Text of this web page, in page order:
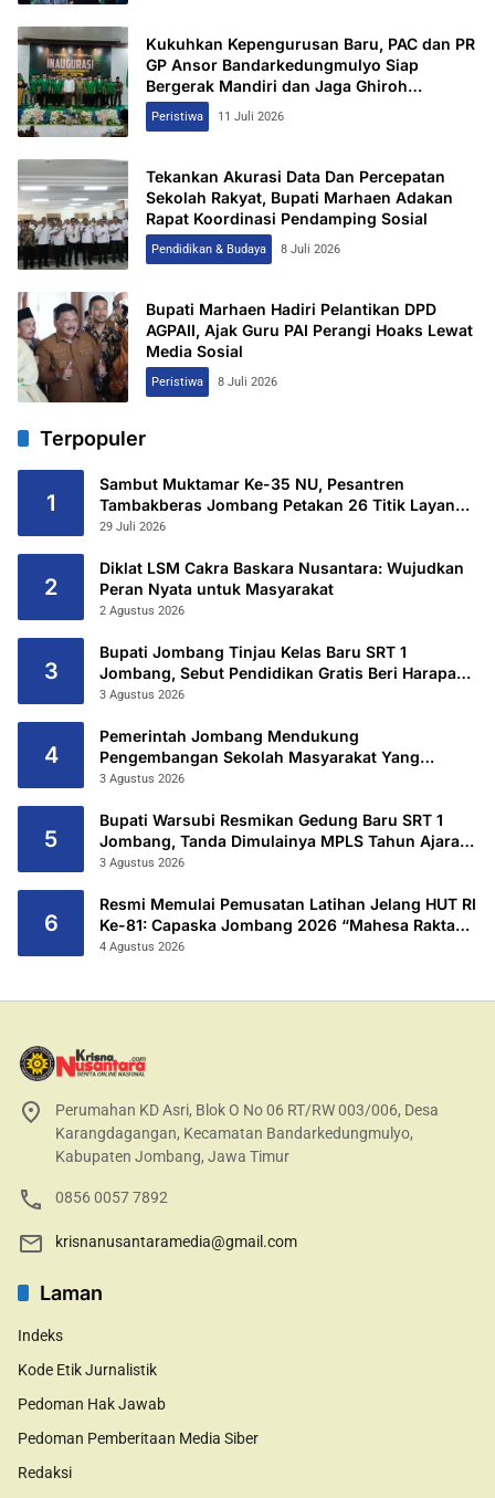
Kukuhkan Kepengurusan Baru, PAC dan PR
GP Ansor Bandarkedungmulyo Siap
Bergerak Mandiri dan Jaga Ghiroh
Perjuangan
Peristiwa 11 Juli 2026
Tekankan Akurasi Data Dan Percepatan
Sekolah Rakyat, Bupati Marhaen Adakan
Rapat Koordinasi Pendamping Sosial
Pendidikan & Budaya 8 Juli 2026
Bupati Marhaen Hadiri Pelantikan DPD
AGPAII, Ajak Guru PAI Perangi Hoaks Lewat
Media Sosial
Peristiwa 8 Juli 2026
Terpopuler
1
Sambut Muktamar Ke-35 NU, Pesantren
Tambakberas Jombang Petakan 26 Titik Layanan
Utama
29 Juli 2026
2
Diklat LSM Cakra Baskara Nusantara: Wujudkan
Peran Nyata untuk Masyarakat
2 Agustus 2026
3
Bupati Jombang Tinjau Kelas Baru SRT 1
Jombang, Sebut Pendidikan Gratis Beri Harapan
Baru
3 Agustus 2026
4
Pemerintah Jombang Mendukung
Pengembangan Sekolah Masyarakat Yang
Kurang Mampu Hingga Hibahkan 6,3 Hektar
3 Agustus 2026
5
Bupati Warsubi Resmikan Gedung Baru SRT 1
Jombang, Tanda Dimulainya MPLS Tahun Ajaran
2026/2027
3 Agustus 2026
6
Resmi Memulai Pemusatan Latihan Jelang HUT RI
Ke-81: Capaska Jombang 2026 “Mahesa Rakta
Garuda Yudha”.
4 Agustus 2026
Perumahan KD Asri, Blok O No 06 RT/RW 003/006, Desa
Karangdagangan, Kecamatan Bandarkedungmulyo,
Kabupaten Jombang, Jawa Timur
0856 0057 7892
krisnanusantaramedia@gmail.com
Laman
Indeks
Kode Etik Jurnalistik
Pedoman Hak Jawab
Pedoman Pemberitaan Media Siber
Redaksi